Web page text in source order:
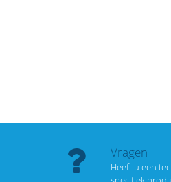
Vragen
Heeft u een